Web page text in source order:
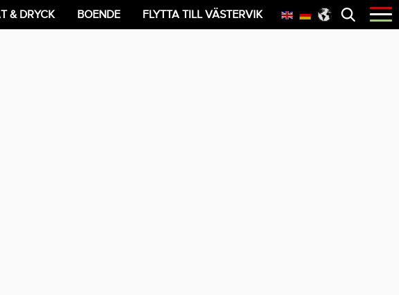
Öppna
menyn
& DRYCK BOENDE FLYTTA TILL VÄSTERVIK